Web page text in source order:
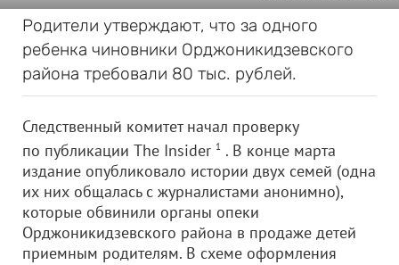
Родители утверждают, что за одного
ребенка чиновники Орджоникидзевского
района требовали 80 тыс. рублей.
Следственный комитет начал проверку
по публикации The Insider 1 . В конце марта
издание опубликовало истории двух семей (одна
их них общалась с журналистами анонимно),
которые обвинили органы опеки
Орджоникидзевского района в продаже детей
приемным родителям. В схеме оформления